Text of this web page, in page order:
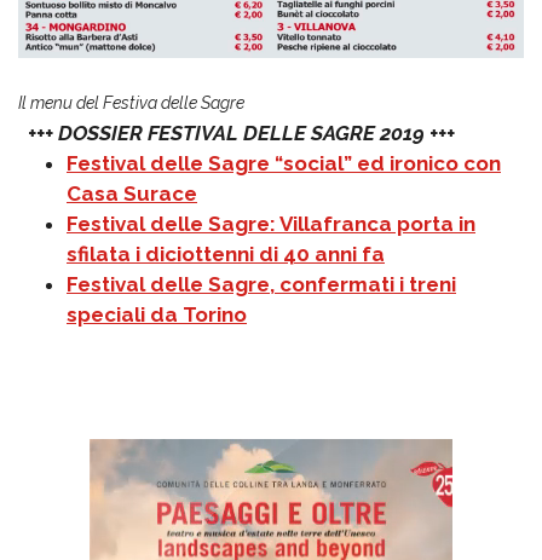
Il menu del Festiva delle Sagre
+++ DOSSIER FESTIVAL DELLE SAGRE 2019 +++
Festival delle Sagre “social” ed ironico con
Casa Surace
Festival delle Sagre: Villafranca porta in
sfilata i diciottenni di 40 anni fa
Festival delle Sagre, confermati i treni
speciali da Torino